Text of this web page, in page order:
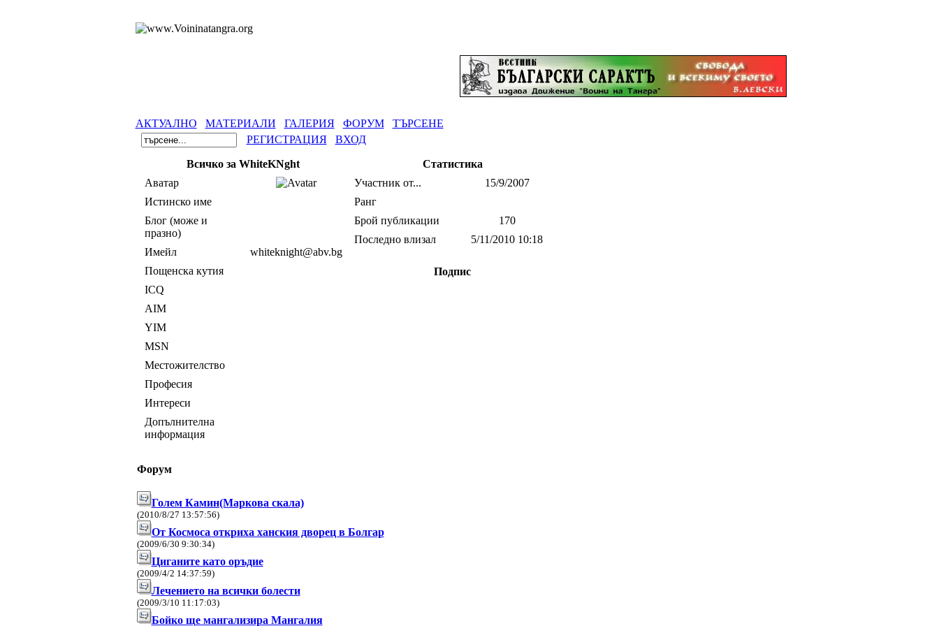
АКТУАЛНО МАТЕРИАЛИ ГАЛЕРИЯ ФОРУМ
ТЪРСЕНЕ
РЕГИСТРАЦИЯ
ВХОД
Всичко за WhiteKNght
Аватар
Истинско име
Блог (може и
празно)
Имейл
whiteknight@abv.bg
Пощенска кутия
ICQ
AIM
YIM
MSN
Местожителство
Професия
Интереси
Допълнителна
информация
Статистика
Участник от...
15/9/2007
Ранг
Брой публикации
170
Последно влизал
5/11/2010 10:18
Подпис
Форум
Голем Камин(Маркова скала)
(2010/8/27 13:57:56)
От Космоса откриха ханския дворец в Болгар
(2009/6/30 9:30:34)
Циганите като оръдие
(2009/4/2 14:37:59)
Лечението на всички болести
(2009/3/10 11:17:03)
Бойко ще мангализира Мангалия